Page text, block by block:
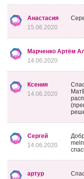
Анастасия
15.06.2020
Марченко Артём
14.06.2020
Ксения
14.06.2020
Сергей
14.06.2020
артур